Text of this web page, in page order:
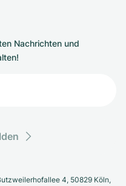
Nachrichten und
4, 50829 Köln,